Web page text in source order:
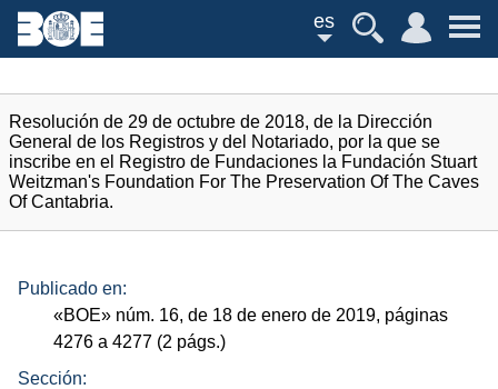
es
Resolución de 29 de octubre de 2018, de la Dirección
General de los Registros y del Notariado, por la que se
inscribe en el Registro de Fundaciones la Fundación Stuart
Weitzman's Foundation For The Preservation Of The Caves
Of Cantabria.
Publicado en:
«BOE» núm. 16, de 18 de enero de 2019, páginas
4276 a 4277 (2 págs.)
Sección: